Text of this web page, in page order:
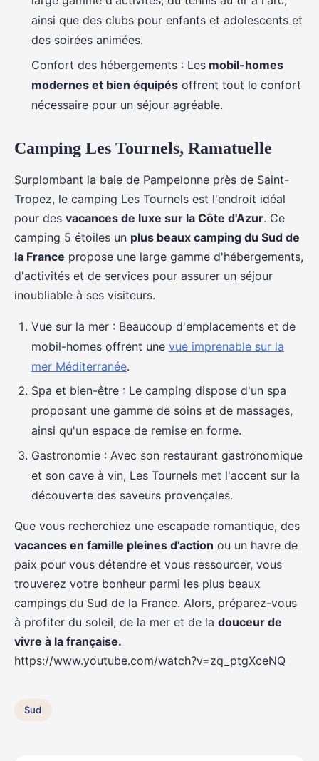
ainsi que des clubs pour enfants et adolescents et
des soirées animées.
Confort des hébergements : Les mobil-homes
modernes et bien équipés offrent tout le confort
nécessaire pour un séjour agréable.
Camping Les Tournels, Ramatuelle
Surplombant la baie de Pampelonne près de Saint-
Tropez, le camping Les Tournels est l'endroit idéal
pour des vacances de luxe sur la Côte d'Azur. Ce
camping 5 étoiles un plus beaux camping du Sud de
la France propose une large gamme d'hébergements,
d'activités et de services pour assurer un séjour
inoubliable à ses visiteurs.
Vue sur la mer : Beaucoup d'emplacements et de
mobil-homes offrent une vue imprenable sur la
mer Méditerranée.
Spa et bien-être : Le camping dispose d'un spa
proposant une gamme de soins et de massages,
ainsi qu'un espace de remise en forme.
Gastronomie : Avec son restaurant gastronomique
et son cave à vin, Les Tournels met l'accent sur la
découverte des saveurs provençales.
Que vous recherchiez une escapade romantique, des
vacances en famille pleines d'action ou un havre de
paix pour vous détendre et vous ressourcer, vous
trouverez votre bonheur parmi les plus beaux
campings du Sud de la France. Alors, préparez-vous
à profiter du soleil, de la mer et de la douceur de
vivre à la française.
https://www.youtube.com/watch?v=zq_ptgXceNQ
Sud